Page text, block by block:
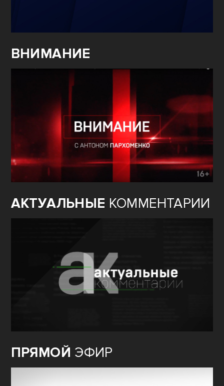
ВНИМАНИЕ
АКТУАЛЬНЫЕ КОММЕНТАРИИ
ПРЯМОЙ ЭФИР